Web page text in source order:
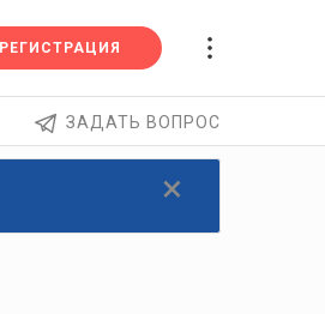
РЕГИСТРАЦИЯ
ЗАДАТЬ ВОПРОС
×